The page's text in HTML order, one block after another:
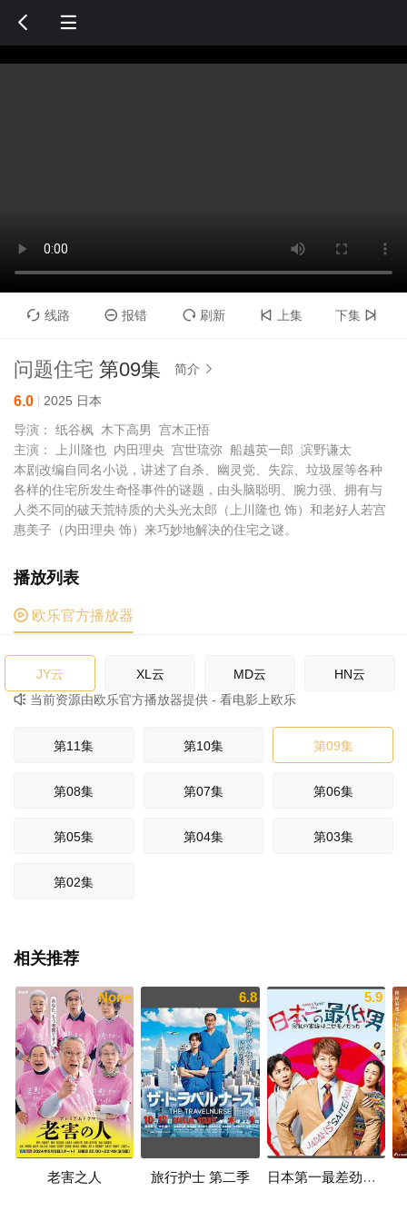
 
 线路  报错  刷新  上集 下集 
问题住宅 第09集 简介 
6.0 2025 日本
导演： 纸谷枫 木下高男 宫木正悟
主演： 上川隆也 内田理央 宫世琉弥 船越英一郎 滨野谦太
本剧改编自同名小说，讲述了自杀、幽灵党、失踪、垃圾屋等各种
各样的住宅所发生奇怪事件的谜题，由头脑聪明、腕力强、拥有与
人类不同的破天荒特质的犬头光太郎（上川隆也 饰）和老好人若宫
惠美子（内田理央 饰）来巧妙地解决的住宅之谜。
播放列表
 欧乐官方播放器
JY云 XL云 MD云 HN云
GS云 JS云
 当前资源由欧乐官方播放器提供 - 看电影上欧乐
第11集 第10集 第09集
第08集 第07集 第06集
第05集 第04集 第03集
第02集
相关推荐
None
老害之人
6.8
旅行护士 第二季
5.9
日本第一最差劲男人 ※我的家人是冒牌货